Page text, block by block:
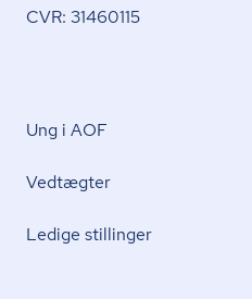
CVR: 31460115
Ung i AOF
Vedtægter
Ledige stillinger